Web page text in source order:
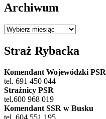
Archiwum
Archiwum
Straż Rybacka
Komendant Wojewódzki PSR
tel. 691 450 044
Strażnicy PSR
tel.600 968 019
Komendant SSR w Busku
tel. 604 551 195